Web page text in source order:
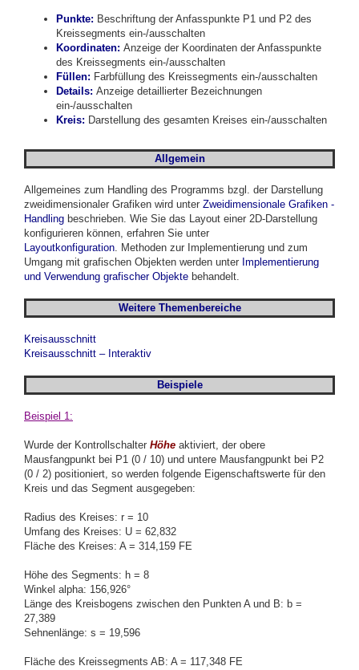
Punkte: Beschriftung der Anfasspunkte P1 und P2 des
Kreissegments ein-/ausschalten
Koordinaten: Anzeige der Koordinaten der Anfasspunkte
des Kreissegments ein-/ausschalten
Füllen: Farbfüllung des Kreissegments ein-/ausschalten
Details: Anzeige detaillierter Bezeichnungen
ein-/ausschalten
Kreis: Darstellung des gesamten Kreises ein-/ausschalten
Allgemein
Allgemeines zum Handling des Programms bzgl. der Darstellung
zweidimensionaler Grafiken wird unter Zweidimensionale Grafiken -
Handling beschrieben. Wie Sie das Layout einer 2D-Darstellung
konfigurieren können, erfahren Sie unter
Layoutkonfiguration . Methoden zur Implementierung und zum
Umgang mit grafischen Objekten werden unter Implementierung
und Verwendung grafischer Objekte behandelt.
Weitere Themenbereiche
Kreisausschnitt
Kreisausschnitt – Interaktiv
Beispiele
Beispiel 1:
Wurde der Kontrollschalter Höhe aktiviert, der obere
Mausfangpunkt bei P1 (0 / 10) und untere Mausfangpunkt bei P2
(0 / 2) positioniert, so werden folgende Eigenschaftswerte für den
Kreis und das Segment ausgegeben:
Radius des Kreises: r = 10
Umfang des Kreises: U = 62,832
Fläche des Kreises: A = 314,159 FE
Höhe des Segments: h = 8
Winkel alpha: 156,926°
Länge des Kreisbogens zwischen den Punkten A und B: b =
27,389
Sehnenlänge: s = 19,596
Fläche des Kreissegments AB: A = 117,348 FE